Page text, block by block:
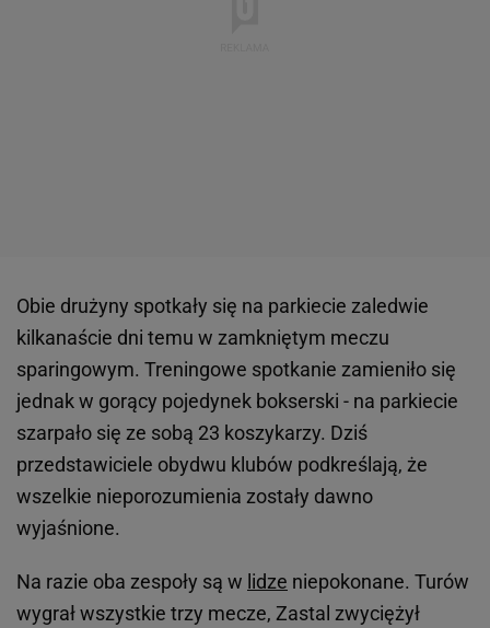
Obie drużyny spotkały się na parkiecie zaledwie
kilkanaście dni temu w zamkniętym meczu
sparingowym. Treningowe spotkanie zamieniło się
jednak w gorący pojedynek bokserski - na parkiecie
szarpało się ze sobą 23 koszykarzy. Dziś
przedstawiciele obydwu klubów podkreślają, że
wszelkie nieporozumienia zostały dawno
wyjaśnione.
Na razie oba zespoły są w lidze niepokonane. Turów
wygrał wszystkie trzy mecze, Zastal zwyciężył